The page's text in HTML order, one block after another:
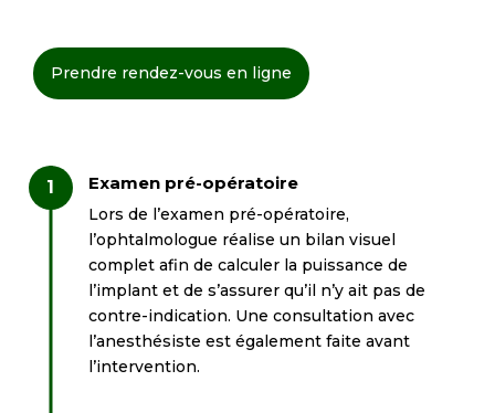
Prendre rendez-vous en ligne
Examen pré-opératoire
Lors de l’examen pré-opératoire,
l’ophtalmologue réalise un bilan visuel
complet afin de calculer la puissance de
l’implant et de s’assurer qu’il n’y ait pas de
contre-indication. Une consultation avec
l’anesthésiste est également faite avant
l’intervention.